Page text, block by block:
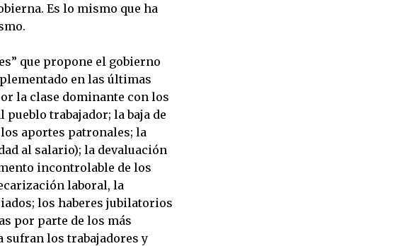
Es lo mismo que ha
que propone el gobierno
en las últimas
la clase dominante con los
trabajador; la baja de
aportes patronales; la
al salario); la devaluación
incontrolable de los
laboral, la
los haberes jubilatorios
por parte de los más
sufran los trabajadores y